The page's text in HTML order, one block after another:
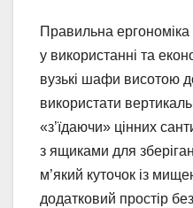
Правильна
у використанні та
вузькі шафи висотою
використати
«з’їдаючи» цінних
з ящиками для
м’який куточок із
додатковий простір